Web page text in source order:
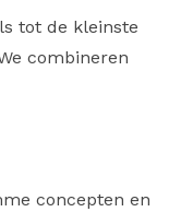
tot de kleinste
combineren
concepten en